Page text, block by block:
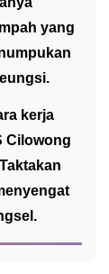
yang
kerja
Cilowong